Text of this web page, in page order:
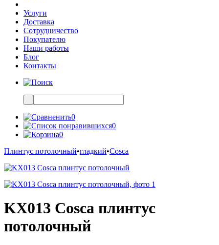
Услуги
Доставка
Сотрудничество
Покупателю
Наши работы
Блог
Контакты
0
0
0
Плинтус потолочный•гладкий•Cosca
KX013 Cosca плинтус
потолочный